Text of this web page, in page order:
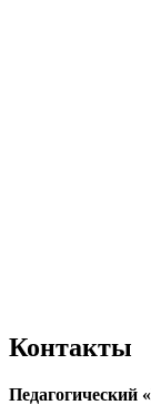
Контакты